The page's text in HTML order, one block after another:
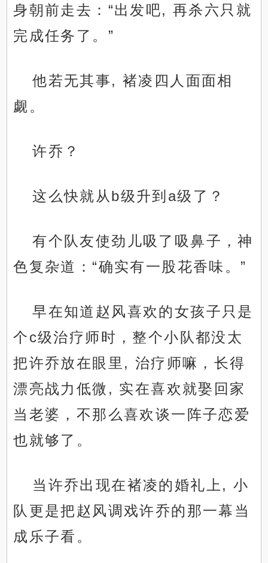
身朝前走去：“出发吧, 再杀六只就
完成任务了。”
他若无其事, 褚凌四人面面相
觑。
许乔？
这么快就从b级升到a级了？
有个队友使劲儿吸了吸鼻子，神
色复杂道：“确实有一股花香味。”
早在知道赵风喜欢的女孩子只是
个c级治疗师时，整个小队都没太
把许乔放在眼里, 治疗师嘛，长得
漂亮战力低微, 实在喜欢就娶回家
当老婆，不那么喜欢谈一阵子恋爱
也就够了。
当许乔出现在褚凌的婚礼上, 小
队更是把赵风调戏许乔的那一幕当
成乐子看。